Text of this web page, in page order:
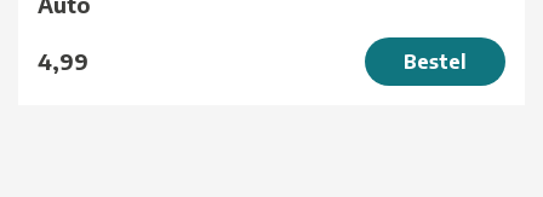
4,99 Bestel